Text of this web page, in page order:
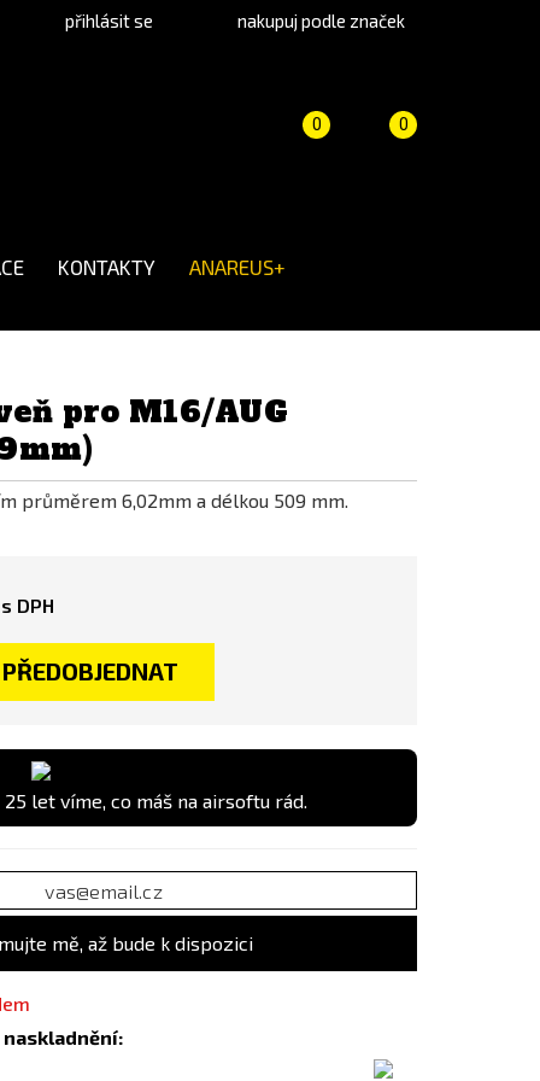
přihlásit se nakupuj podle značek
Košík 0
(prázdný)
Porovnání
0
KONTAKTY ANAREUS+
pro M16/AUG
průměrem 6,02mm a délkou 509 mm.
s DPH
PŘEDOBJEDNAT
let víme, co máš na airsoftu rád.
mě, až bude k dispozici